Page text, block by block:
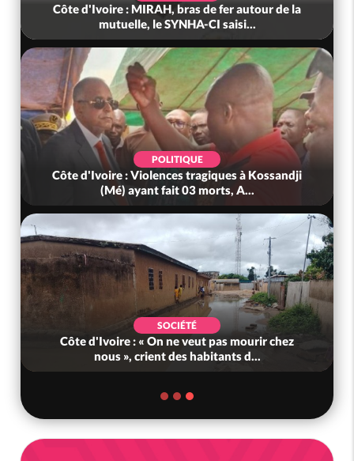
Côte d'Ivoire : MIRAH, bras de fer autour de la
mutuelle, le SYNHA-CI saisi...
POLITIQUE
Côte d'Ivoire : Violences tragiques à Kossandji
(Mé) ayant fait 03 morts, A...
SOCIÉTÉ
Côte d'Ivoire : « On ne veut pas mourir chez
nous », crient des habitants d...